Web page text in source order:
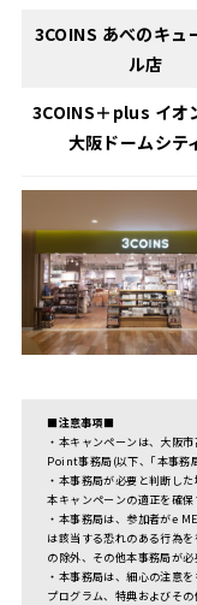
3COINS あべのキュ
ル店
3COINS＋plus イオ
大阪ドームシテ
■注意事項■
・本キャンペーンは、大阪
Point事務局(以下、｢本事務
・本事務局が必要と判断し
本キャンペーンの適正を確保
・本事務局は、参加者がe
は該当する恐れのある行為
の除外、その他本事務局が
・本事務局は、細心の注意
プログラム、特典およびそ